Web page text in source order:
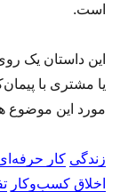
است.
این داستان یک
یا مشتری با
مورد این موضوع
زندگی کار
اخلاق کسب‌وکار